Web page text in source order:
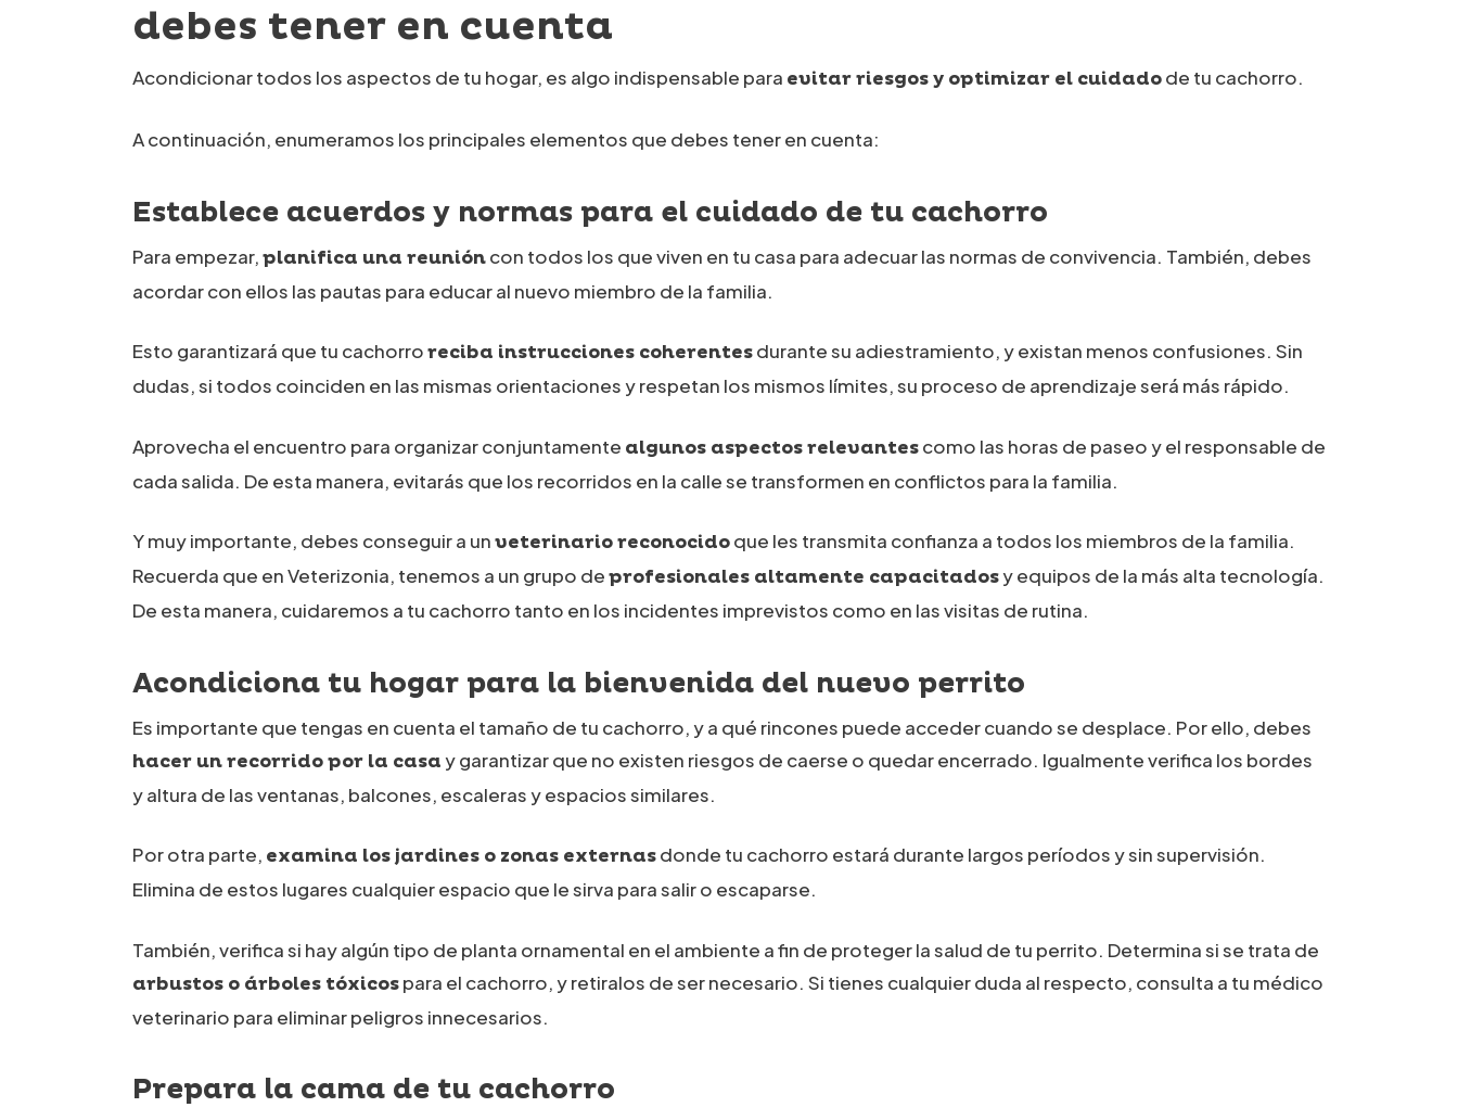
debes tener en cuenta
Acondicionar todos los aspectos de tu hogar, es algo indispensable para evitar riesgos y optimizar el cuidadode tu cachorro.
A continuación, enumeramos los principales elementos que debes tener en cuenta:
Establece acuerdos y normas para el cuidado de tu cachorro
Para empezar,planifica una reunióncon todos los que viven en tu casa para adecuar las normas de convivencia. También, debes
acordar con ellos las pautas para educar al nuevo miembro de la familia.
Esto garantizará que tu cachorroreciba instrucciones coherentesdurante su adiestramiento, y existan menos confusiones. Sin
dudas, si todos coinciden en las mismas orientaciones y respetan los mismos límites, su proceso de aprendizaje será más rápido.
Aprovecha el encuentro para organizar conjuntamente algunos aspectos relevantescomo las horas de paseo y el responsable de
cada salida. De esta manera, evitarás que los recorridos en la calle se transformen en conflictos para la familia.
Y muy importante, debes conseguir a unveterinario reconocidoque les transmita confianza a todos los miembros de la familia.
Recuerda que en Veterizonia, tenemos a un grupo deprofesionales altamente capacitadosy equipos de la más alta tecnología.
De esta manera, cuidaremos a tu cachorro tanto en los incidentes imprevistos como en las visitas de rutina.
Acondiciona tu hogar para la bienvenida del nuevo perrito
Es importante que tengas en cuenta el tamaño de tu cachorro, y a qué rincones puede acceder cuando se desplace. Por ello, debes
hacer un recorrido por la casay garantizar que no existen riesgos de caerse o quedar encerrado. Igualmente verifica los bordes
y altura de las ventanas, balcones, escaleras y espacios similares.
Por otra parte, examina los jardines o zonas externasdonde tu cachorro estará durante largos períodos y sin supervisión.
Elimina de estos lugares cualquier espacio que le sirva para salir o escaparse.
También, verifica si hay algún tipo de planta ornamental en el ambiente a fin de proteger la salud de tu perrito. Determina si se trata de
arbustos o árboles tóxicospara el cachorro, y retiralos de ser necesario. Si tienes cualquier duda al respecto, consulta a tu médico
veterinario para eliminar peligros innecesarios.
Prepara la cama de tu cachorro